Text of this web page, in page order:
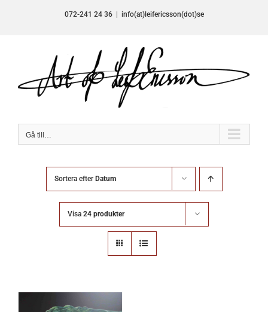
072-241 24 36 info(at)leifericsson(dot)se
Gå till…
Sortera efter Datum
Visa 24 produkter